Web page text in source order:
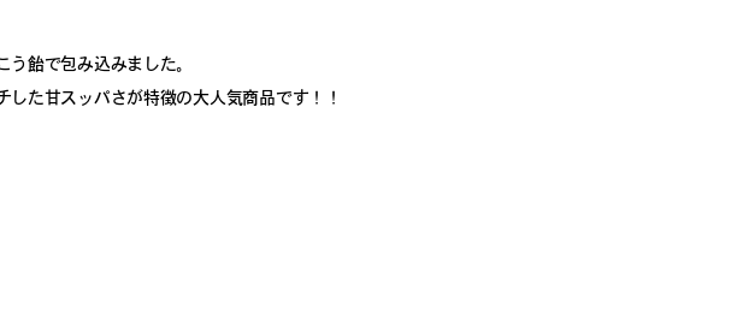
飴で包み込みました。
た甘スッパさが特徴の大人気商品です！！